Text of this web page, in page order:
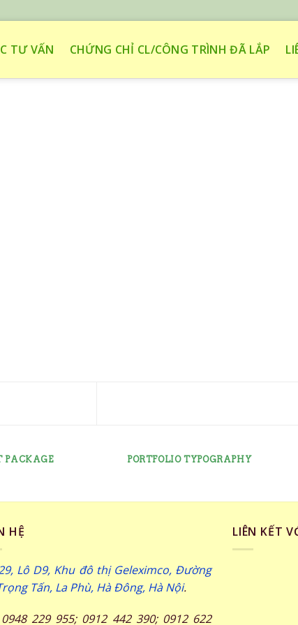
TƯ VẤN CHỨNG CHỈ CL/CÔNG TRÌNH ĐÃ LẮP
PACKAGE PORTFOLIO TYPOGRAPHY
HỆ
Lô D9, Khu đô thị Geleximco, Đường
Tấn, La Phù, Hà Đông, Hà Nội.
229 955; 0912 442 390; 0912 622
LIÊN KẾT